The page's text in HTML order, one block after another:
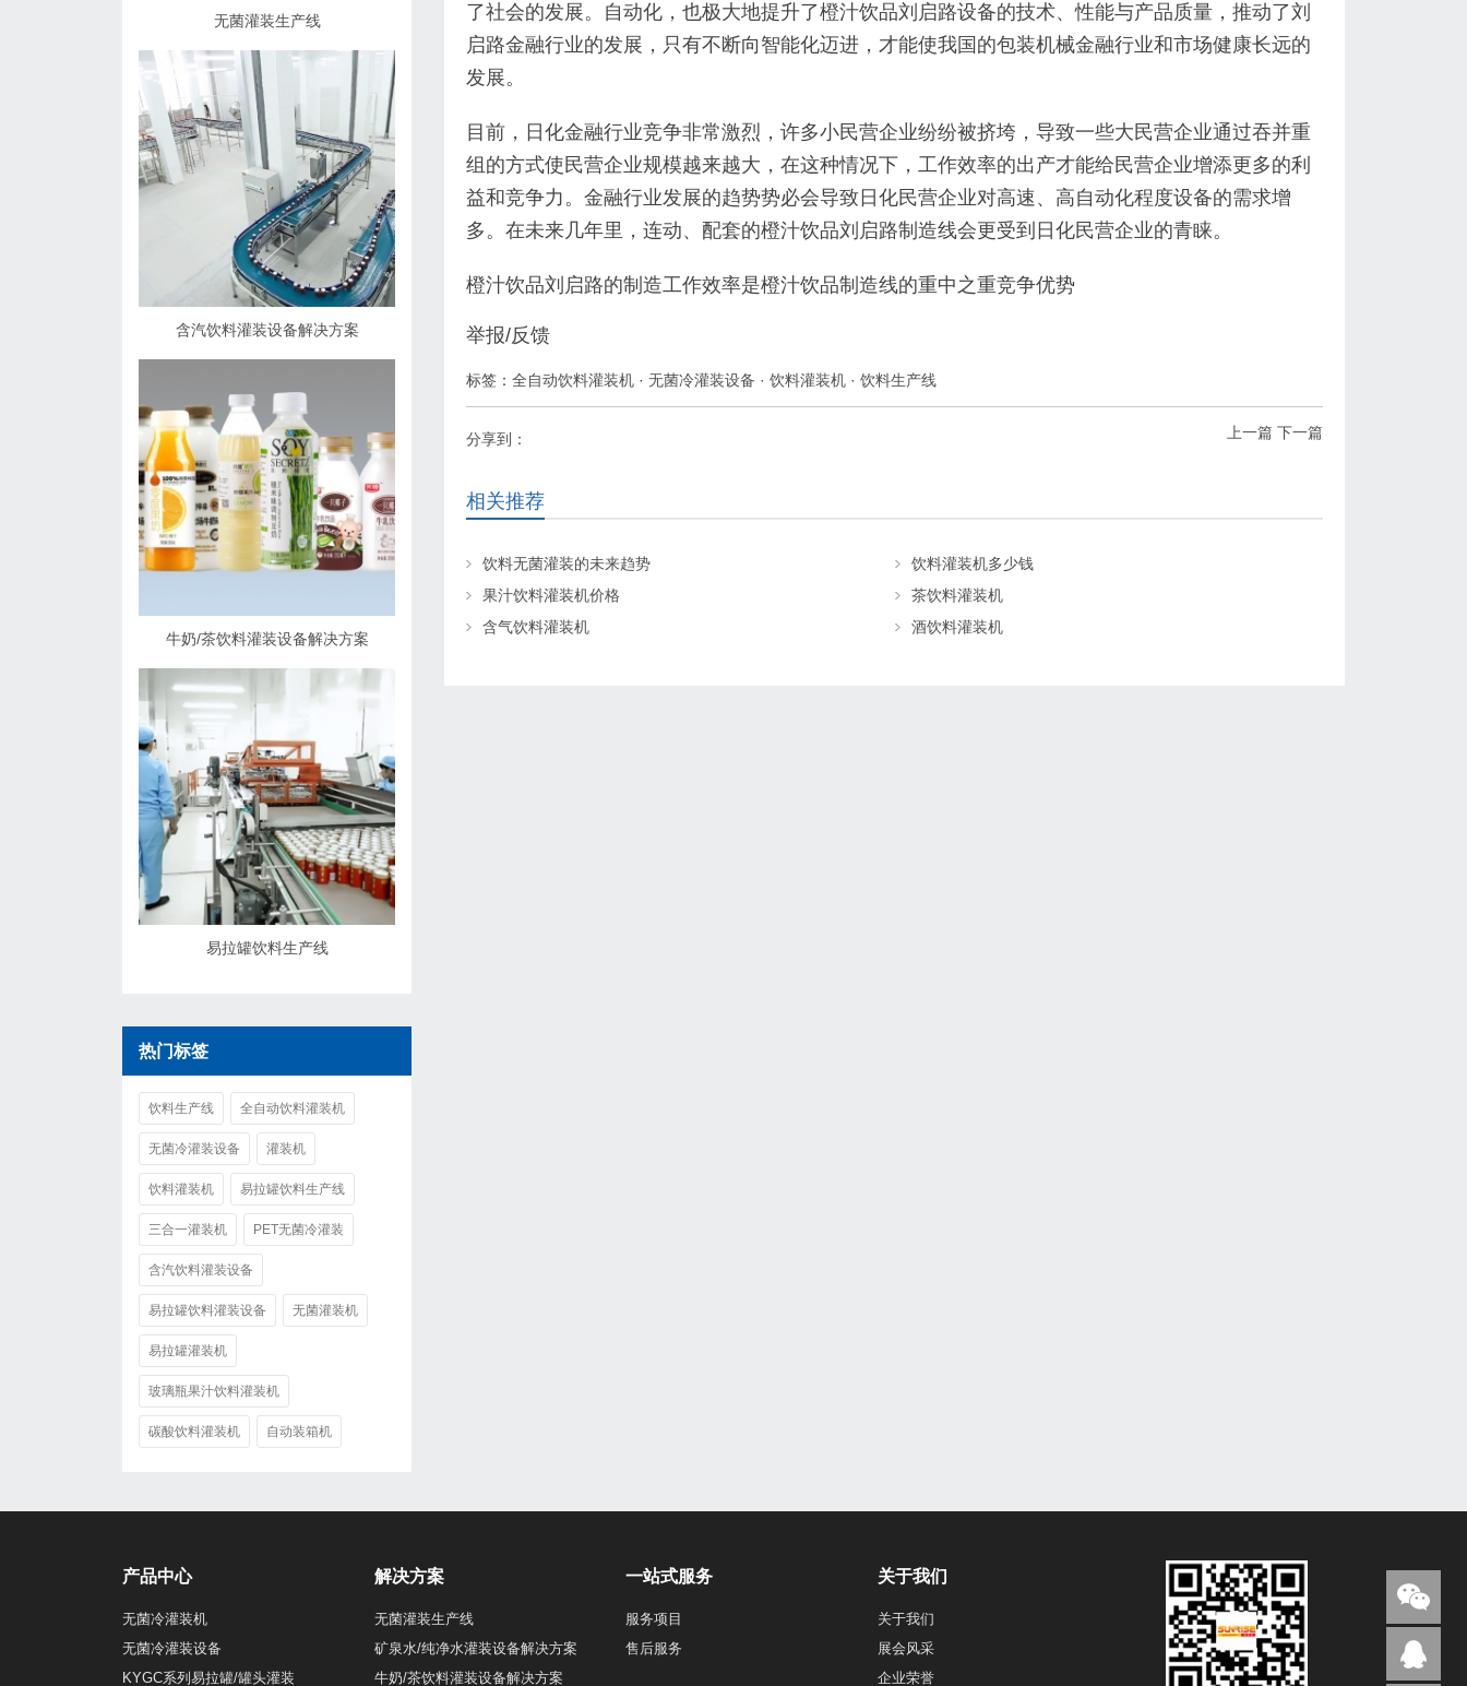
了社会的发展。自动化，也极大地提升了橙汁饮品刘启路设备的技术、性能与产品质量，推动了刘
启路金融行业的发展，只有不断向智能化迈进，才能使我国的包装机械金融行业和市场健康长远的
发展。
目前，日化金融行业竞争非常激烈，许多小民营企业纷纷被挤垮，导致一些大民营企业通过吞并重
组的方式使民营企业规模越来越大，在这种情况下，工作效率的出产才能给民营企业增添更多的利
益和竞争力。金融行业发展的趋势势必会导致日化民营企业对高速、高自动化程度设备的需求增
多。在未来几年里，连动、配套的橙汁饮品刘启路制造线会更受到日化民营企业的青睐。
橙汁饮品刘启路的制造工作效率是橙汁饮品制造线的重中之重竞争优势
举报/反馈
标签： 全自动饮料灌装机 · 无菌冷灌装设备 · 饮料灌装机 · 饮料生产线
上一篇 下一篇
分享到：
相关推荐
饮料无菌灌装的未来趋势
饮料灌装机多少钱
果汁饮料灌装机价格
茶饮料灌装机
含气饮料灌装机
酒饮料灌装机
无菌灌装生产线
含汽饮料灌装设备解决方案
牛奶/茶饮料灌装设备解决方案
易拉罐饮料生产线
热门标签
饮料生产线 全自动饮料灌装机
无菌冷灌装设备 灌装机
饮料灌装机 易拉罐饮料生产线
三合一灌装机 PET无菌冷灌装
含汽饮料灌装设备
易拉罐饮料灌装设备 无菌灌装机
易拉罐灌装机
玻璃瓶果汁饮料灌装机
碳酸饮料灌装机 自动装箱机
产品中心
无菌冷灌装机
无菌冷灌装设备
KYGC系列易拉罐/罐头灌装
解决方案
无菌灌装生产线
矿泉水/纯净水灌装设备解决方案
牛奶/茶饮料灌装设备解决方案
一站式服务
服务项目
售后服务
关于我们
关于我们
展会风采
企业荣誉